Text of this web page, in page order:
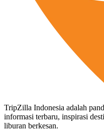
TripZilla Indonesia adalah
informasi terbaru, inspirasi
liburan berkesan.